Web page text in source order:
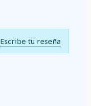
Escribe tu reseña